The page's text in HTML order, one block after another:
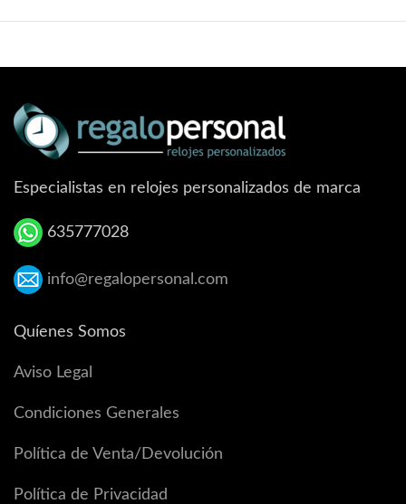
Especialistas en relojes personalizados de marca
635777028
info@regalopersonal.com
Quíenes Somos
Aviso Legal
Condiciones Generales
Política de Venta/Devolución
Política de Privacidad